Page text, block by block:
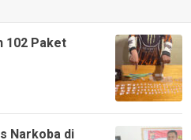
102 Paket
Narkoba di